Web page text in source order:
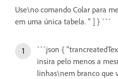
Use\no comando Colar para
em uma única tabela. " ] } ```
```json {
insira pelo menos a
linhas\nem branco que